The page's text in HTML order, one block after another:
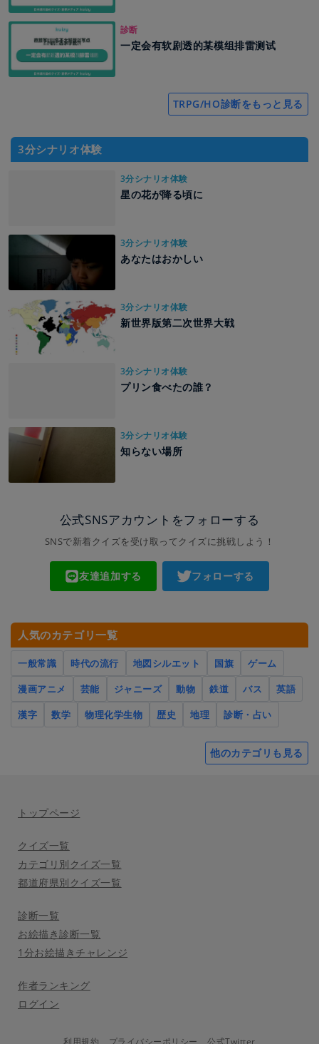
診断
一定会有软剧透的某模组排雷测试
TRPG/HO診断をもっと見る
3分シナリオ体験
3分シナリオ体験
星の花が降る頃に
3分シナリオ体験
あなたはおかしい
3分シナリオ体験
新世界版第二次世界大戦
3分シナリオ体験
プリン食べたの誰？
3分シナリオ体験
知らない場所
公式SNSアカウントをフォローする
SNSで新着クイズを受け取ってクイズに挑戦しよう！
友達追加する フォローする
人気のカテゴリ一覧
一般常識 時代の流行 地図シルエット 国旗
ゲーム
漫画アニメ
芸能 ジャニーズ 動物 鉄道 バス
英語
漢字
数学 物理化学生物 歴史 地理 診断・占い
他のカテゴリも見る
トップページ
クイズ一覧
カテゴリ別クイズ一覧
都道府県別クイズ一覧
診断一覧
お絵描き診断一覧
1分お絵描きチャレンジ
作者ランキング
ログイン
利用規約 プライバシーポリシー 公式Twitter